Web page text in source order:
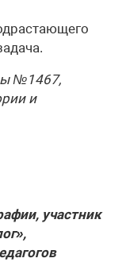
№1467,
и
участник